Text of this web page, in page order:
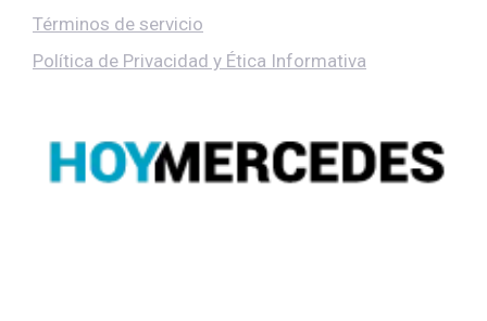
Términos de servicio
Política de Privacidad y Ética Informativa